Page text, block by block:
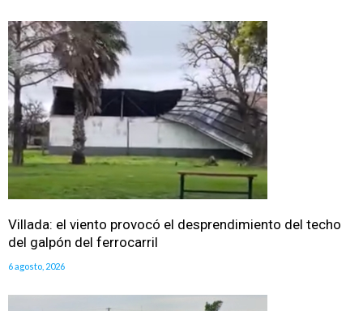
Villada: el viento provocó el desprendimiento del techo
del galpón del ferrocarril
6 agosto, 2026